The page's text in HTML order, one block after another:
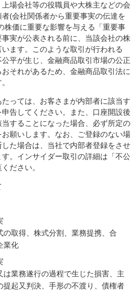
場会社等の役職員や大株主などの会
(会社関係者から重要事実の伝達を
株価に重要な影響を与える「重要事
実が公表される前に、当該会社の株
ます。このような取引が行われる
平が生じ、金融商品取引市場の公正
それがあるため、金融商品取引法に
っては、お客さまが内部者に該当す
告してください。また、口座開設後
することになった場合、必ず所定の
願いします。なお、ご登録のない場
た場合は、当社で内部者登録をさせ
。インサイダー取引の詳細は「不公
ださい。
の取得、株式分割、業務提携、合
業化
は業務遂行の過程で生じた損害、主
提起又判決、手形の不渡り、債権者